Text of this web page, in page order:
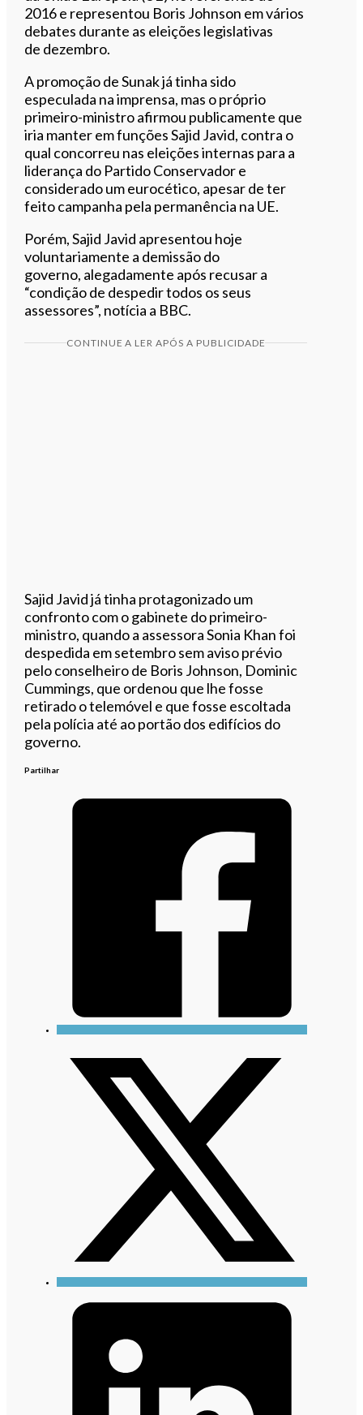
2016 e representou Boris Johnson em vários
debates durante as eleições legislativas
de dezembro.
A promoção de Sunak já tinha sido
especulada na imprensa, mas o próprio
primeiro-ministro afirmou publicamente que
iria manter em funções Sajid Javid, contra o
qual concorreu nas eleições internas para a
liderança do Partido Conservador e
considerado um eurocético, apesar de ter
feito campanha pela permanência na UE.
Porém, Sajid Javid apresentou hoje
voluntariamente a demissão do
governo, alegadamente após recusar a
“condição de despedir todos os seus
assessores”, notícia a BBC.
CONTINUE A LER APÓS A PUBLICIDADE
Sajid Javid já tinha protagonizado um
confronto com o gabinete do primeiro-
ministro, quando a assessora Sonia Khan foi
despedida em setembro sem aviso prévio
pelo conselheiro de Boris Johnson, Dominic
Cummings, que ordenou que lhe fosse
retirado o telemóvel e que fosse escoltada
pela polícia até ao portão dos edifícios do
governo.
Partilhar